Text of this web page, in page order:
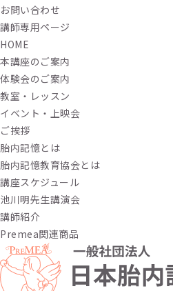
お問い合わせ
講師専用ページ
HOME
本講座のご案内
体験会のご案内
教室・レッスン
イベント・上映会
ご挨拶
胎内記憶とは
胎内記憶教育協会とは
講座スケジュール
池川明先生講演会
講師紹介
Premea関連商品